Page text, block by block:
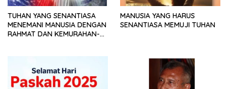
TUHAN YANG SENANTIASA
MENEMANI MANUSIA DENGAN
RAHMAT DAN KEMURAHAN-
MANUSIA YANG HARUS
SENANTIASA MEMUJI TUHAN